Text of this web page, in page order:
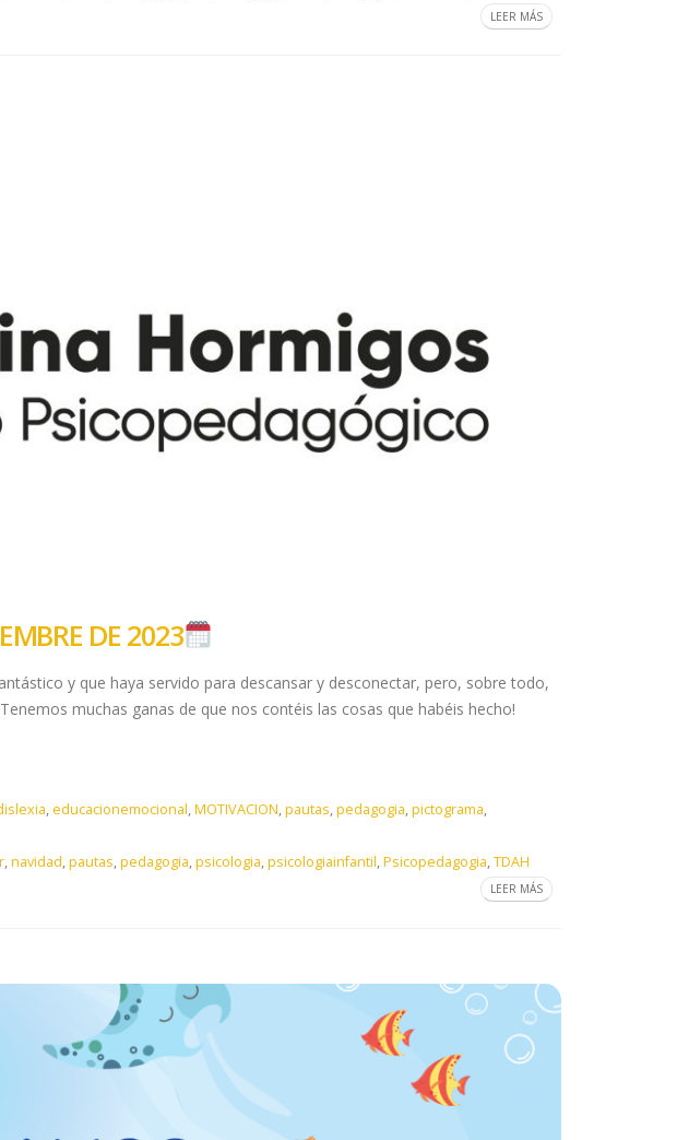
LEER MÁS
DE 2023
y que haya servido para descansar y desconectar, pero, sobre todo,
muchas ganas de que nos contéis las cosas que habéis hecho!
,educacionemocional,MOTIVACION,pautas,pedagogia,pictograma,
,navidad,pautas,pedagogia,psicologia,psicologiainfantil,Psicopedagogia,TDAH
LEER MÁS